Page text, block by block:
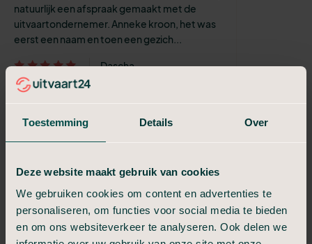
Toestemming Details Over
Deze website maakt gebruik van cookies
We gebruiken cookies om content en advertenties te
personaliseren, om functies voor social media te bieden
en om ons websiteverkeer te analyseren. Ook delen we
natuurlijk een afspraak gemaakt met de
uitvaartondernemer. Anneke kroon, het was
eerst een naam en toen een gezich...
Dascha
Onze dank aan het team van
Wij hebben onze vader met gepaste
eerbetoon ten grave gedragen. Het team
Oleksandr
Fijne hulp en een prachtige uitvaart
Thea, van Uitvaart24, heeft ons ontzettend
fijn geholpen. Dat doet zij op een mooie en